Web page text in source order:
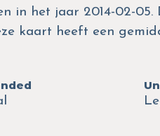
in het jaar 2014-02-
kaart heeft een